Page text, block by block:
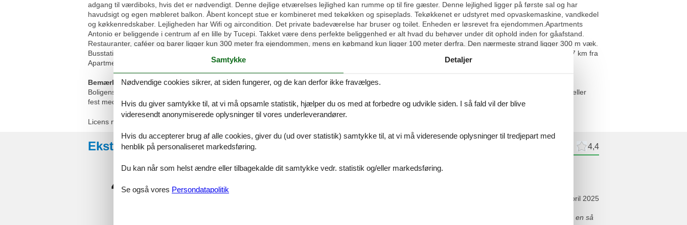
adgang til værdiboks, hvis det er nødvendigt. Denne dejlige etværelses lejlighed kan rumme op til fire gæster. Denne lejlighed ligger på første sal og har
havudsigt og egen møbleret balkon. Åbent koncept stue er kombineret med tekøkken og spiseplads. Tekøkkenet er udstyret med opvaskemaskine, vandkedel
og køkkenredskaber. Lejligheden har Wifi og aircondition. Det private badeværelse har bruser og toilet. Enheden er løsrevet fra ejendommen.Apartments
Antonio er beliggende i centrum af en lille by Tucepi. Takket være dens perfekte beliggenhed er alt hvad du behøver under dit ophold inden for gåafstand.
Restauranter, caféer og barer ligger kun 300 meter fra ejendommen, mens en købmand kun ligger 100 meter derfra. Den nærmeste strand ligger 300 m væk.
Busstation med direkte forbindelser til den lille by Omis og det dalmatiske centrum af Split ligger kun 70 m væk. Den nærmeste lufthavn ligger i Split, 67 km fra
Apartments Antonio. Tucepi busstation ligger 200 m væk.Makarska færgehavn ligger 5 km fra ejendommen.
Bemærk:
Boligens indretning kan afvige fra billederne. Boligens komfort niveau dog som beskrevet. Det er strengt forbudt at afholde studenterfest, polterabend eller
fest med stort alkohol indtag i denne feriebolig
Licens nr.: 59422606893
Eksterne anmeldelser 4,4
4,4 22 eksterne anmeldelser
april 2025
Uderestauranten var et højdepunkt for mig, Vi spiste middag udenfor en aften, og det var en så
Samtykke Detaljer
Nødvendige cookies sikrer, at siden fungerer, og de kan derfor ikke fravælges.
Hvis du giver samtykke til, at vi må opsamle statistik, hjælper du os med at forbedre og udvikle siden. I så fald vil der blive
videresendt anonymiserede oplysninger til vores underleverandører.
Hvis du accepterer brug af alle cookies, giver du (ud over statistik) samtykke til, at vi må videresende oplysninger til tredjepart med
henblik på personaliseret markedsføring.
Du kan når som helst ændre eller tilbagekalde dit samtykke vedr. statistik og/eller markedsføring.
Se også vores Persondatapolitik